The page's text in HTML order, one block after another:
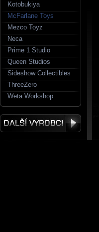
Kotobukiya
McFarlane Toys
Mezco Toyz
Neca
Prime 1 Studio
Queen Studios
Sideshow Collectibles
ThreeZero
Weta Workshop